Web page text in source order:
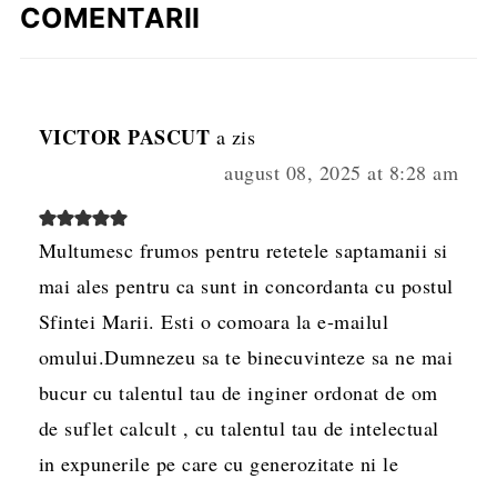
COMENTARII
VICTOR PASCUT a zis
august 08, 2025 at 8:28 am
Multumesc frumos pentru retetele saptamanii si
mai ales pentru ca sunt in concordanta cu postul
Sfintei Marii. Esti o comoara la e-mailul
omului.Dumnezeu sa te binecuvinteze sa ne mai
bucur cu talentul tau de inginer ordonat de om
de suflet calcult , cu talentul tau de intelectual
in expunerile pe care cu generozitate ni le